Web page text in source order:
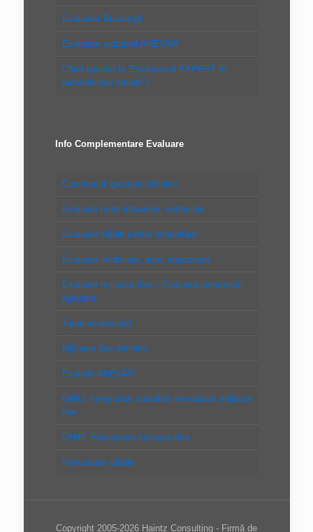
Evaluator Bucureşti
Evaluator autorizat ANEVAR
Când apelăm la “Evaluatorul EXPERT în
autovehicule rutiere”?
Info Complementare Evaluare
Constructii speciale Definitie
Evaluare teren intravilan, extravilan
Evaluare clădiri pentru impozitare
Evaluare imobiliara, auto, impozitare
Evaluare mijloace fixe – Evaluare constructii
speciale
Tipuri de evaluări
Mijloace fixe definitie
Evaluări ANEVAR
GHID: Inregistrari contabile reevaluare mijloace
fixe
GHID: Reevaluare mijloace fixe
Reevaluare clădiri
Copyright 2005-2026 Haintz Consulting - Firmă de